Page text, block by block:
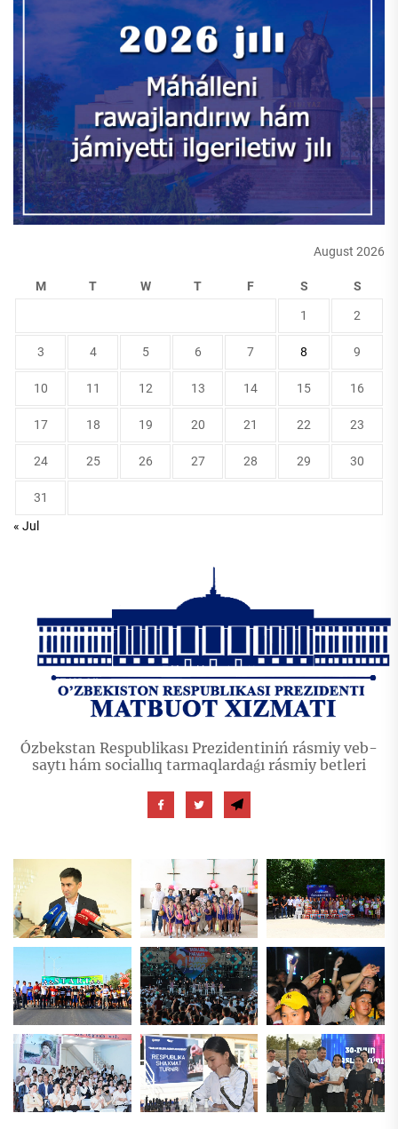
August 2026
M T W T F S S
1 2
3 4 5 6 7 8 9
10 11 12 13 14 15 16
17 18 19 20 21 22 23
24 25 26 27 28 29 30
31
« Jul
Ózbekstan Respublikası Prezidentiniń rásmiy veb-
saytı hám sociallıq tarmaqlardaǵı rásmiy betleri